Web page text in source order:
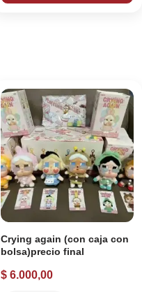
Crying again (con caja con
bolsa)precio final
$6.000,00